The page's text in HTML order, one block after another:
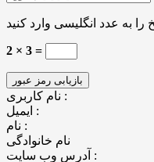
2 × 3 =
نام کاربری :
ایمیل :
نام :
نام خانوادگی
آدرس وب سایت :